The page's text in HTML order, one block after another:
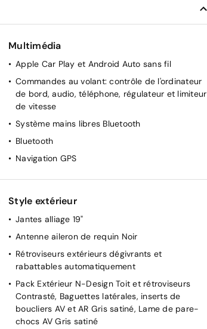
Multimédia
Apple Car Play et Android Auto sans fil
Commandes au volant: contrôle de l'ordinateur
de bord, audio, téléphone, régulateur et limiteur
de vitesse
Système mains libres Bluetooth
Bluetooth
Navigation GPS
Style extérieur
Jantes alliage 19"
Antenne aileron de requin Noir
Rétroviseurs extérieurs dégivrants et
rabattables automatiquement
Pack Extérieur N-Design Toit et rétroviseurs
Contrasté, Baguettes latérales, inserts de
boucliers AV et AR Gris satiné, Lame de pare-
chocs AV Gris satiné